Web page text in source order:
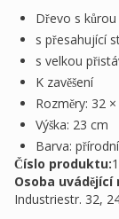
Dřevo s kůrou
s přesahující
s velkou
K zavěšení
Rozměry: 32
Výška: 23 cm
Barva: přírodní
Číslo produktu:
Osoba uvádějící
Industriestr. 32,